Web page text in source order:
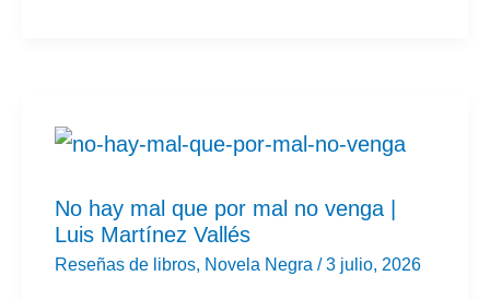
No hay mal que por mal no venga |
Luis Martínez Vallés
Reseñas de libros, Novela Negra /3 julio, 2026